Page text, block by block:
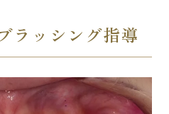
ラッシング指導